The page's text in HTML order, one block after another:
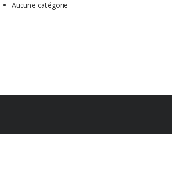
Aucune catégorie